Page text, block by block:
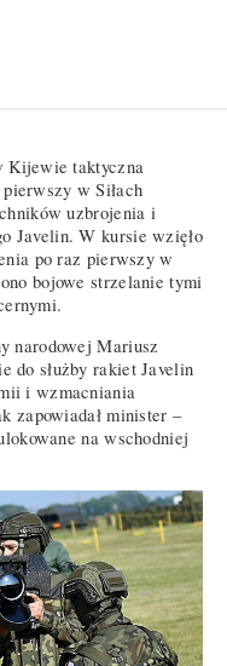
Kijewie taktyczna
w Siłach
uzbrojenia i
Javelin. W kursie wzięło
po raz pierwszy w
bojowe strzelanie tymi
narodowej Mariusz
do służby rakiet Javelin
i wzmacniania
zapowiadał minister –
na wschodniej